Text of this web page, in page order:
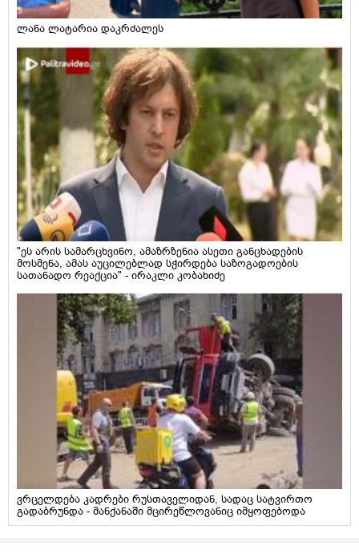
ლანა ლატარია დაკრძალეს
"ეს არის სამარცხვინო, ამაზრზენია ასეთი განცხადების
მოსმენა, ამას აუცილებლად სჭირდება საზოგადოების
სათანადო რეაქცია" - ირაკლი კობახიძე
ვრცელდება კადრები რუსთაველიდან, სადაც სატვირთო
გადაბრუნდა - მანქანაში მცირეწლოვანიც იმყოფებოდა